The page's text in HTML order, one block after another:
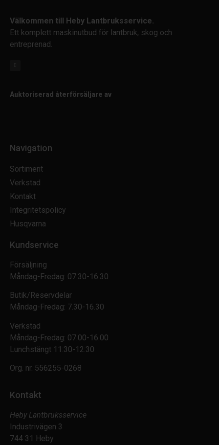
Välkommen till Heby Lantbruksservice.
Ett komplett maskinutbud för lantbruk, skog och
entreprenad.
Auktoriserad återförsäljare av
Navigation
Sortiment
Verkstad
Kontakt
Integritetspolicy
Husqvarna
Kundservice
Försäljning
Måndag-Fredag: 07:30-16:30
Butik/Reservdelar
Måndag-Fredag: 7.30-16.30
Verkstad
Måndag-Fredag: 07.00-16.00
Lunchstängt 11:30-12:30
Org. nr. 556255-0268
Kontakt
Heby Lantbruksservice
Industrivägen 3
744 31 Heby